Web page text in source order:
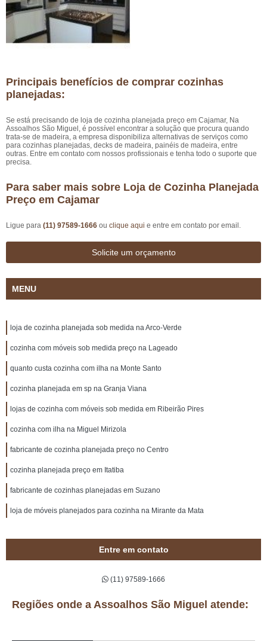
Principais benefícios de comprar cozinhas
planejadas:
Se está precisando de loja de cozinha planejada preço em Cajamar, Na
Assoalhos São Miguel, é possível encontrar a solução que procura quando
trata-se de madeira, a empresa disponibiliza alternativas de serviços como
para cozinhas planejadas, decks de madeira, painéis de madeira, entre
outras. Entre em contato com nossos profissionais e tenha todo o suporte que
precisa.
Para saber mais sobre Loja de Cozinha Planejada
Preço em Cajamar
Ligue para (11) 97589-1666 ou clique aqui e entre em contato por email.
Solicite um orçamento
MENU
loja de cozinha planejada sob medida na Arco-Verde
cozinha com móveis sob medida preço na Lageado
quanto custa cozinha com ilha na Monte Santo
cozinha planejada em sp na Granja Viana
lojas de cozinha com móveis sob medida em Ribeirão Pires
cozinha com ilha na Miguel Mirizola
fabricante de cozinha planejada preço no Centro
cozinha planejada preço em Itatiba
fabricante de cozinhas planejadas em Suzano
loja de móveis planejados para cozinha na Mirante da Mata
Entre em contato
(11) 97589-1666
Regiões onde a Assoalhos São Miguel atende: